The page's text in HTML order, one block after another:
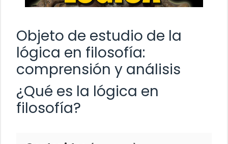
Objeto de estudio de la
lógica en filosofía:
comprensión y análisis
¿Qué es la lógica en
filosofía?